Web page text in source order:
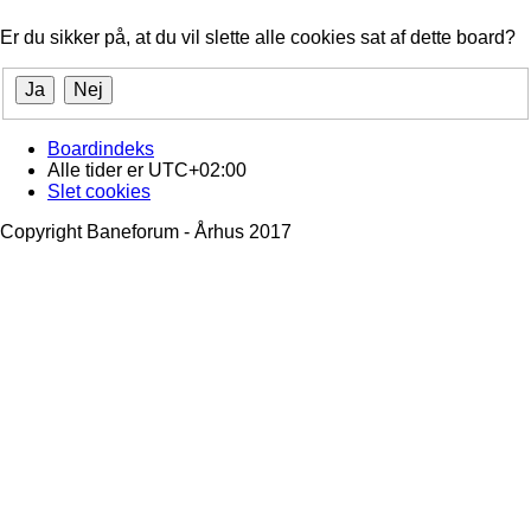
Er du sikker på, at du vil slette alle cookies sat af dette board?
Boardindeks
Alle tider er UTC+02:00
Slet cookies
Copyright Baneforum - Århus 2017